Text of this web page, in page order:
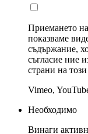
Приемането
показваме
съдържание,
съгласие ние
страни на
Vimeo,
Необходимо
Винаги